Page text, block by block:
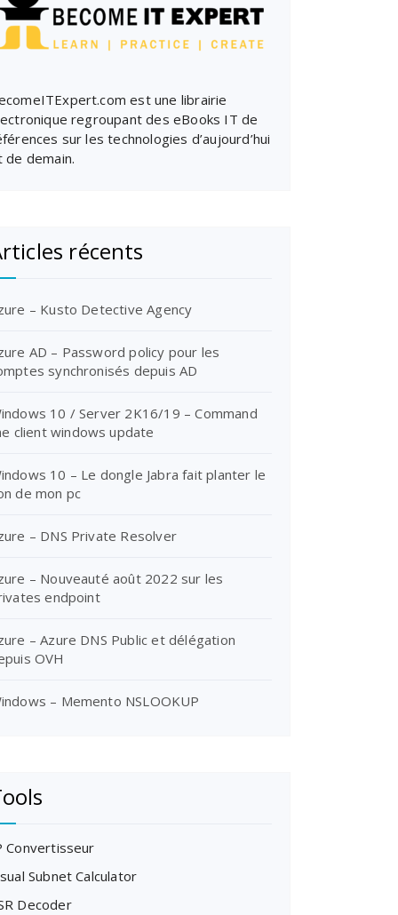
est une librairie
regroupant des eBooks IT de
sur les technologies d’aujourd’hui
de demain.
récents
– Kusto Detective Agency
AD – Password policy pour les
synchronisés depuis AD
10 / Server 2K16/19 – Command
client windows update
10 – Le dongle Jabra fait planter le
de mon pc
– DNS Private Resolver
– Nouveauté août 2022 sur les
endpoint
– Azure DNS Public et délégation
OVH
– Memento NSLOOKUP
Convertisseur
Subnet Calculator
Decoder